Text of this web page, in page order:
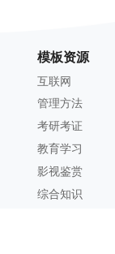
模板资源
互联网
管理方法
考研考证
教育学习
影视鉴赏
综合知识